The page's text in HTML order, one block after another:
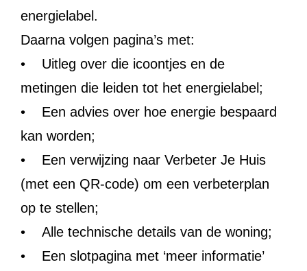
energielabel.
Daarna volgen pagina’s met:
• Uitleg over die icoontjes en de
metingen die leiden tot het energielabel;
• Een advies over hoe energie bespaard
kan worden;
• Een verwijzing naar Verbeter Je Huis
(met een QR-code) om een verbeterplan
op te stellen;
• Alle technische details van de woning;
• Een slotpagina met ‘meer informatie’